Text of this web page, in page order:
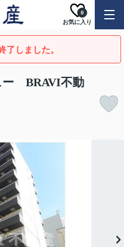
お気に入り
0
了しました。
ー BRAVI不動